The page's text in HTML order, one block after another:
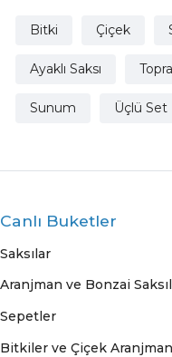
Bitki Çiçek
Ayaklı Saksı
Sunum Üçlü Set
Canlı Buketler
Saksılar
Aranjman ve Bonzai
Sepetler
Bitkiler ve Çiçek